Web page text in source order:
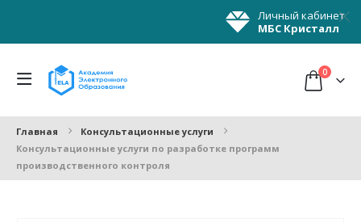
Личный кабинет
МБС Кристалл
0
Главная
Консультационные услуги
Консультационные услуги по разработке программ
производственного контроля